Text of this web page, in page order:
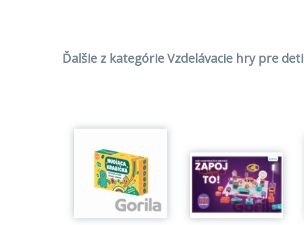
Ďalšie z kategórie Vzdelávacie hry pre deti